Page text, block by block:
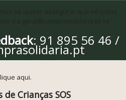
: 91 895 56 46 /
aqui.
Crianças SOS